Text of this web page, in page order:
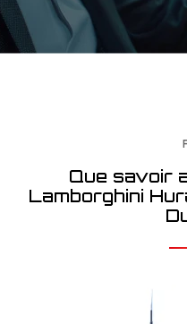
Que savoir
Lamborghini